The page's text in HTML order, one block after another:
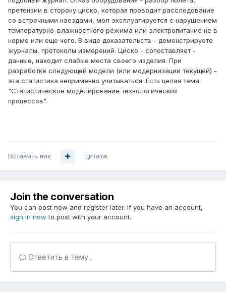
претензии в сторону циско, которая проводит расследование
со встречными наездами, мол эксплуатируется с нарушением
температурно-влажностного режима или электропитание не в
норме или еще чего. В виде доказательств - демонстрируете
журналы, протоколы измерений. Циско - сопоставляет -
данные, находит слабые места своего изделия. При
разработке следующей модели (или модернизации текущей) -
эта статистика неприменно учитываться. Есть целая тема:
"Статистическое моделирование технологических
процессов".
Вставить ник Цитата
Join the conversation
You can post now and register later. If you have an account,
sign in now to post with your account.
Ответить в тему...